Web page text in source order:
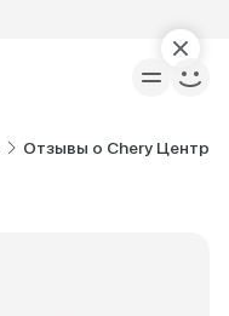
Отзывы о Chery Центр